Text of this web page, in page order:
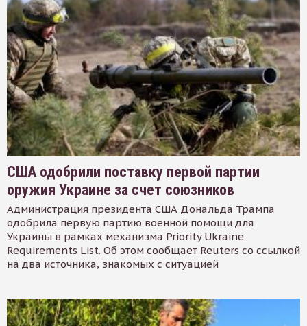
США одобрили поставку первой партии
оружия Украине за счет союзников
Администрация президента США Дональда Трампа
одобрила первую партию военной помощи для
Украины в рамках механизма Priority Ukraine
Requirements List. Об этом сообщает Reuters со ссылкой
на два источника, знакомых с ситуацией